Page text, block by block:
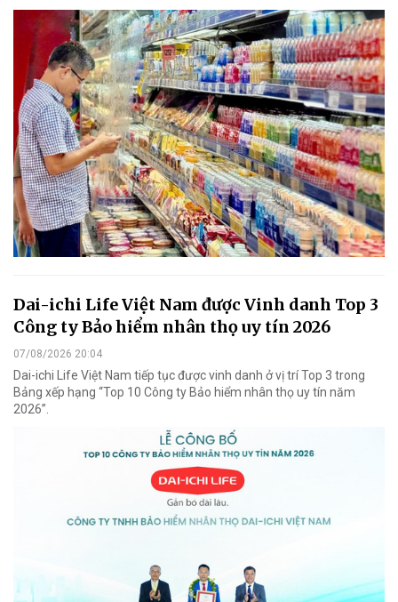
Dai-ichi Life Việt Nam được Vinh danh Top 3
Công ty Bảo hiểm nhân thọ uy tín 2026
07/08/2026 20:04
Dai-ichi Life Việt Nam tiếp tục được vinh danh ở vị trí Top 3 trong
Bảng xếp hạng “Top 10 Công ty Bảo hiểm nhân thọ uy tín năm
2026”.